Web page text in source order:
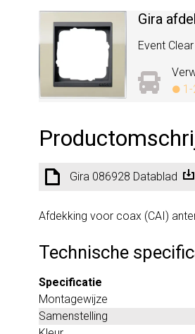
Gira
Event
Gira 086928 Datablad
Afdekking voor coax (CAI)
Technische
Specificatie
Montagewijze
Samenstelling